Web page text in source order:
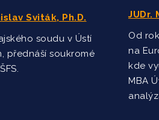
Sviták, Ph.D.
soudu v Ústí
přednáší soukromé
JUDr.
Od
na
kde
MBA